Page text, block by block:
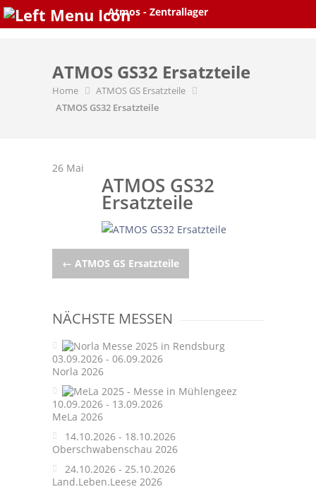
Skip
ATMOS GS32 Ersatzteile
Home
ATMOS GS Ersatzteile
ATMOS GS32 Ersatzteile
26 Mai
ATMOS GS32
Ersatzteile
Post
← ATMOS GS Ersatzteile
NÄCHSTE MESSEN
03.09.2026 - 06.09.2026
Norla 2026
10.09.2026 - 13.09.2026
MeLa 2026
14.10.2026 - 18.10.2026
Oberschwabenschau 2026
24.10.2026 - 25.10.2026
Land.Leben.Leese 2026
Atmos - Zentrallager